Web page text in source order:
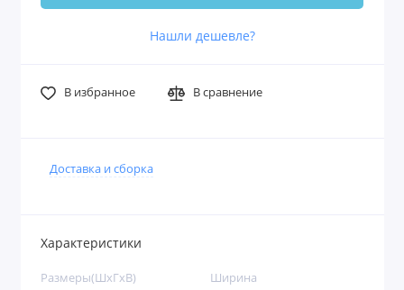
Нашли дешевле?
В избранное В сравнение
Доставка и сборка
Характеристики
Размеры(ШxГxВ) Ширина